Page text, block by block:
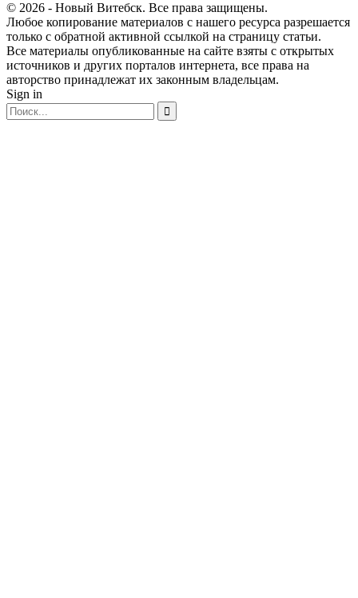
© 2026 - Новый Витебск. Все права защищены.
Любое копирование материалов с нашего ресурса разрешается
только с обратной активной ссылкой на страницу статьи.
Все материалы опубликованные на сайте взяты с открытых
источников и других порталов интернета, все права на
авторство принадлежат их законным владельцам.
Sign in